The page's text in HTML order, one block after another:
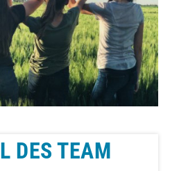
DES TEAM